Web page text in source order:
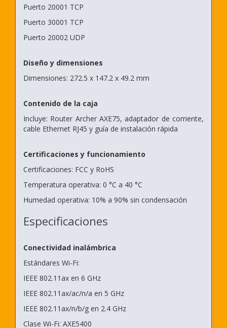
Puerto 20001 TCP
Puerto 30001 TCP
Puerto 20002 UDP
Diseño y dimensiones
Dimensiones: 272.5 x 147.2 x 49.2 mm
Contenido de la caja
Incluye: Router Archer AXE75, adaptador de corriente,
cable Ethernet RJ45 y guía de instalación rápida
Certificaciones y funcionamiento
Certificaciones: FCC y RoHS
Temperatura operativa: 0 °C a 40 °C
Humedad operativa: 10% a 90% sin condensación
Especificaciones
Conectividad inalámbrica
Estándares Wi-Fi:
IEEE 802.11ax en 6 GHz
IEEE 802.11ax/ac/n/a en 5 GHz
IEEE 802.11ax/n/b/g en 2.4 GHz
Clase Wi-Fi: AXE5400